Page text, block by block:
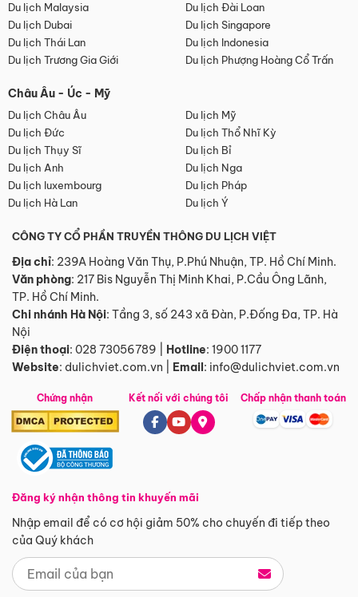
Du lịch Malaysia
Du lịch Đài Loan
Du lịch Dubai
Du lịch Singapore
Du lịch Thái Lan
Du lịch Indonesia
Du lịch Trương Gia Giới
Du lịch Phượng Hoàng Cổ Trấn
Châu Âu - Úc - Mỹ
Du lịch Châu Âu
Du lịch Mỹ
Du lịch Đức
Du lịch Thổ Nhĩ Kỳ
Du lịch Thụy Sĩ
Du lịch Bỉ
Du lịch Anh
Du lịch Nga
Du lịch luxembourg
Du lịch Pháp
Du lịch Hà Lan
Du lịch Ý
CÔNG TY CỔ PHẦN TRUYỀN THÔNG DU LỊCH VIỆT
Địa chỉ: 239A Hoàng Văn Thụ, P.Phú Nhuận, TP. Hồ Chí Minh.
Văn phòng: 217 Bis Nguyễn Thị Minh Khai, P.Cầu Ông Lãnh,
TP. Hồ Chí Minh.
Chi nhánh Hà Nội: Tầng 3, số 243 xã Đàn, P.Đống Đa, TP. Hà
Nội
Điện thoại: 028 73056789 Hotline: 1900 1177
Website: dulichviet.com.vn Email: info@dulichviet.com.vn
Chứng nhận
Đăng ký nhận thông tin khuyến mãi
Nhập email để có cơ hội giảm 50% cho chuyến đi tiếp theo
của Quý khách
Kết nối với chúng tôi Chấp nhận thanh toán